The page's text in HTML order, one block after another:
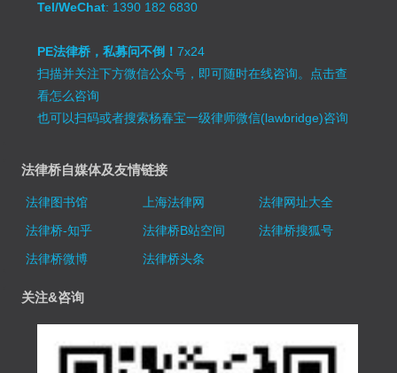
Tel/WeChat: 1390 182 6830
PE法律桥，私募问不倒！7x24
扫描并关注下方微信公众号，即可随时在线咨询。 点击查
看怎么咨询
也可以扫码或者搜索杨春宝一级律师微信(lawbridge)咨询
法律桥自媒体及友情链接
法律图书馆 上海法律网
法律网址大全
法律桥-知乎
法律桥B站空间
法律桥搜狐号
法律桥微博
法律桥头条
关注&咨询